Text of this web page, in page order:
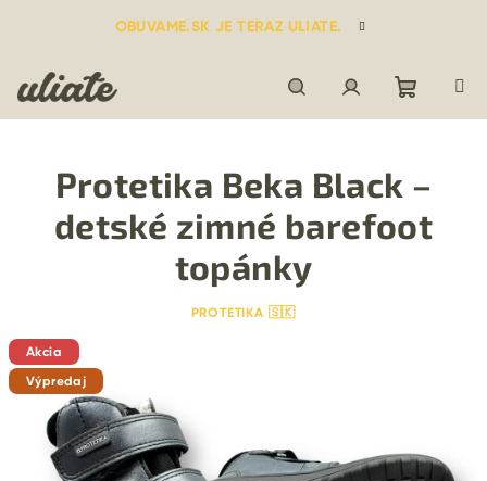
OBUVAME.SK JE TERAZ ULIATE.
HľadaťPrihlásenie
košík
Protetika Beka Black –
detské zimné barefoot
topánky
PROTETIKA 🇸🇰
Akcia
Výpredaj